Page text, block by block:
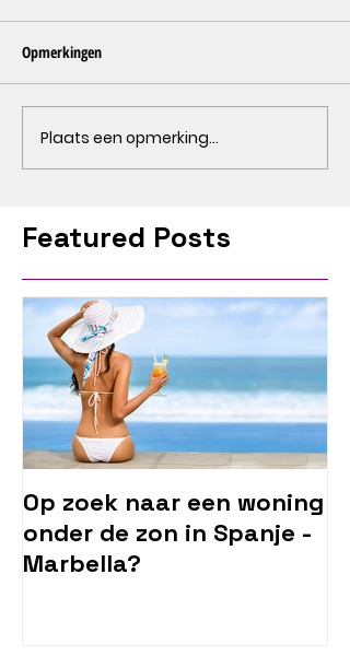
Opmerkingen
Plaats een opmerking...
Featured Posts
Op zoek naar een woning
onder de zon in Spanje -
Marbella?